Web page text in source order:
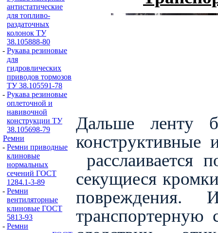
антистатические
для топливо-
раздаточных
колонок ТУ
38.105888-80
- Рукава резиновые
для
гидровлических
приводов тормозов
ТУ 38.105591-78
- Рукава резиновые
оплеточной и
навивочной
конструкции ТУ
38.105698-79
Ремни
- Ремни приводные
клиновые
нормальных
сечений ГОСТ
1284.1-3-89
- Ремни
вентиляторные
клиновые ГОСТ
5813-93
- Ремни
Дальше ленту
расслаивается
секущиеся